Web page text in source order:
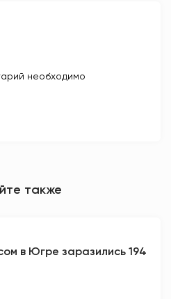
необходимо
также
в Югре заразились 194